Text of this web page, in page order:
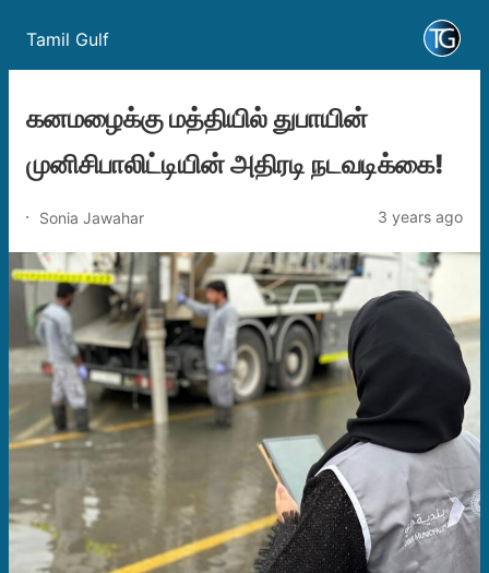
Tamil Gulf
கனமழைக்கு மத்தியில் துபாயின்
முனிசிபாலிட்டியின் அதிரடி நடவடிக்கை!
Sonia Jawahar 3 years ago